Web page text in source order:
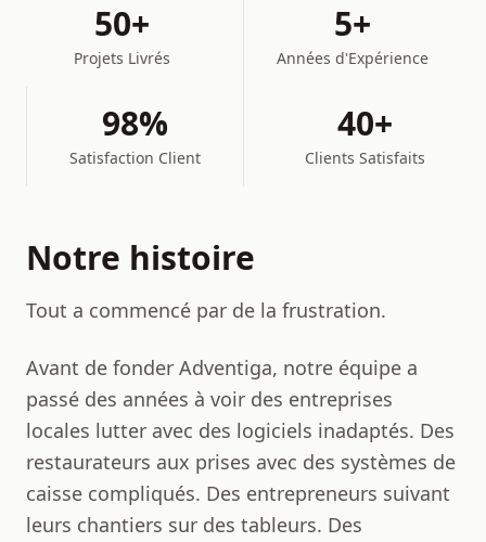
50+
Projets Livrés
5+
Années d'Expérience
98%
Satisfaction Client
40+
Clients Satisfaits
Notre histoire
Tout a commencé par de la frustration.
Avant de fonder Adventiga, notre équipe a
passé des années à voir des entreprises
locales lutter avec des logiciels inadaptés. Des
restaurateurs aux prises avec des systèmes de
caisse compliqués. Des entrepreneurs suivant
leurs chantiers sur des tableurs. Des